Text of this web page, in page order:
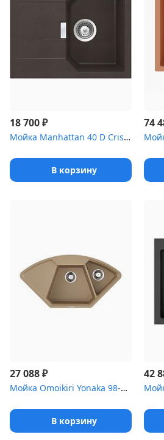
18 700₽
Мойка Manhattan 40 D Cristalite корз.клапан мокка
В корзину
74
27 088₽
Мойка Omoikiri Yonaka 98-C-CA Artgranit/карамель
В корзину
42